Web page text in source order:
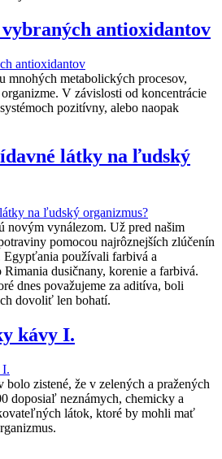
antioxidantov
mnohých metabolických procesov,
V závislosti od koncentrácie
pozitívny, alebo naopak
látky na ľudský
novým vynálezom. Už pred našim
pomocou najrôznejších zlúčenín
Egypťania používali farbivá a
dusičnany, korenie a farbivá.
dnes považujeme za aditíva, boli
dovoliť len bohatí.
kávy I.
zistené, že v zelených a pražených
doposiaľ neznámych, chemicky a
látok, ktoré by mohli mať